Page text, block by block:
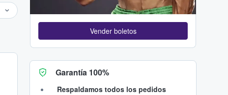
Vender boletos
Garantía 100%
Respaldamos todos los pedidos